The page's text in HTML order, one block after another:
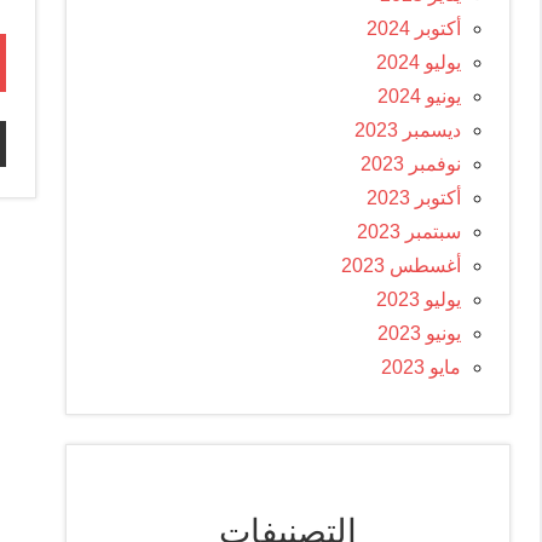
أكتوبر 2024
يوليو 2024
يونيو 2024
ديسمبر 2023
نوفمبر 2023
أكتوبر 2023
سبتمبر 2023
أغسطس 2023
يوليو 2023
يونيو 2023
مايو 2023
التصنيفات